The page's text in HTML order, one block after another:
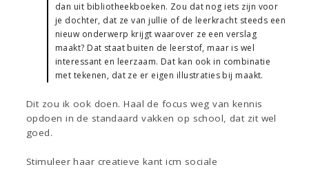
dan uit bibliotheekboeken. Zou dat nog iets zijn voor
je dochter, dat ze van jullie of de leerkracht steeds een
nieuw onderwerp krijgt waarover ze een verslag
maakt? Dat staat buiten de leerstof, maar is wel
interessant en leerzaam. Dat kan ook in combinatie
met tekenen, dat ze er eigen illustraties bij maakt.
Dit zou ik ook doen. Haal de focus weg van kennis
opdoen in de standaard vakken op school, dat zit wel
goed.
Stimuleer haar creatieve kant icm sociale